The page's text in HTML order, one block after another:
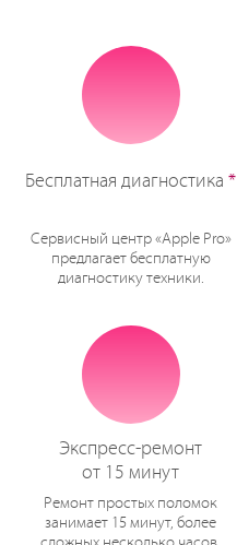
Бесплатная диагностика *
Сервисный центр «Apple Pro»
предлагает бесплатную
диагностику техники.
Экспресс-ремонт
от 15 минут
Ремонт простых поломок
занимает 15 минут, более